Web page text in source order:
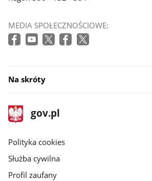
MEDIA SPOŁECZNOŚCIOWE:
Na skróty
stopka
gov.pl
Strona
gov.pl
gov.pl
Polityka cookies
Służba cywilna
Profil zaufany